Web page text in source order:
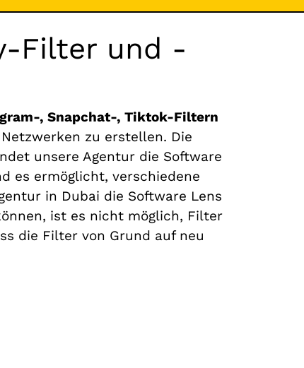
Filter und -
, Snapchat-, Tiktok-Filtern
zu erstellen. Die
unsere Agentur die Software
es ermöglicht, verschiedene
in Dubai die Software Lens
ist es nicht möglich, Filter
die Filter von Grund auf neu